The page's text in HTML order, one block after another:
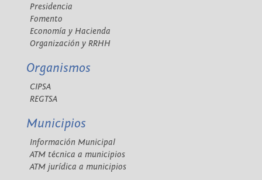
Presidencia
Fomento
Economía y Hacienda
Organización y RRHH
Organismos
CIPSA
REGTSA
Municipios
Información Municipal
ATM técnica a municipios
ATM jurídica a municipios